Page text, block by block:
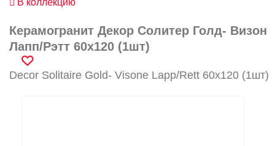
Контакты
В коллекцию
Керамогранит Декор Солитер Голд- Визон
Лапп/Рэтт 60x120 (1шт)
Decor Solitaire Gold- Visone Lapp/Rett 60x120 (1шт)